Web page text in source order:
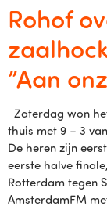
Rohof
”Aan
Zaterdag won
thuis met 9 – 3
De heren zijn
eerste halve
Rotterdam tegen
AmsterdamFM